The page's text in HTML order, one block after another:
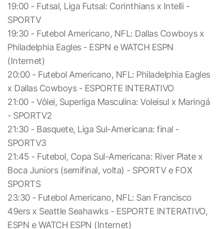
19:00 - Futsal, Liga Futsal: Corinthians x Intelli -
SPORTV
19:30 - Futebol Americano, NFL: Dallas Cowboys x
Philadelphia Eagles - ESPN e WATCH ESPN
(Internet)
20:00 - Futebol Americano, NFL: Philadelphia Eagles
x Dallas Cowboys - ESPORTE INTERATIVO
21:00 - Vôlei, Superliga Masculina: Voleisul x Maringá
- SPORTV2
21:30 - Basquete, Liga Sul-Americana: final -
SPORTV3
21:45 - Futebol, Copa Sul-Americana: River Plate x
Boca Juniors (semifinal, volta) - SPORTV e FOX
SPORTS
23:30 - Futebol Americano, NFL: San Francisco
49ers x Seattle Seahawks - ESPORTE INTERATIVO,
ESPN e WATCH ESPN (Internet)